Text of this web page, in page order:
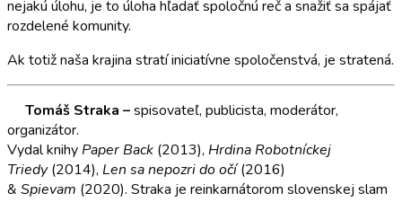
nejakú úlohu, je to úloha hľadať spoločnú reč a snažiť sa spájať
rozdelené komunity.
Ak totiž naša krajina stratí iniciatívne spoločenstvá, je stratená.
Tomáš Straka –spisovateľ, publicista, moderátor,
organizátor.
Vydal knihy Paper Back (2013), Hrdina Robotníckej
Triedy(2014), Len sa nepozri do očí(2016)
& Spievam (2020). Straka je reinkarnátorom slovenskej slam